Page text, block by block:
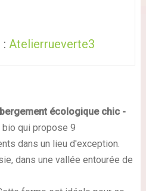
Atelierrueverte3
écologique chic -
qui propose 9
dans un lieu d'exception.
dans une vallée entourée de